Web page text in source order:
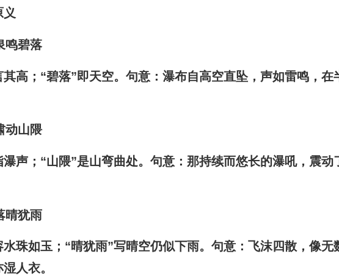
义
鸣碧落
其高；“碧落”即天空。句意：瀑布自高空直坠，声如雷鸣，在
动山隈
瀑声；“山隈”是山弯曲处。句意：那持续而悠长的瀑吼，震动
晴犹雨
水珠如玉；“晴犹雨”写晴空仍似下雨。句意：飞沫四散，像无
湿人衣。